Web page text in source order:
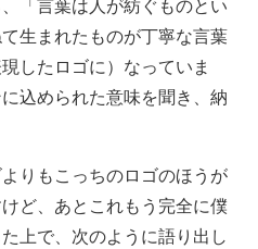
「言葉は人が紡ぐものとい
生まれたものが丁寧な言葉
したロゴに）なっていま
込められた意味を聞き、納
りもこっちのロゴのほうが
ど、あとこれもう完全に僕
上で、次のように語り出し